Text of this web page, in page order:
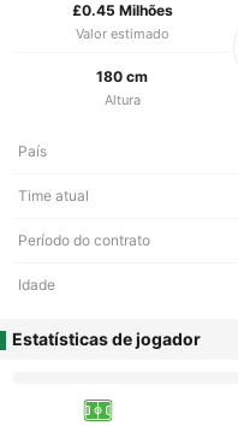
£0.45 Milhões
Valor estimado
180 cm
Altura
País
Time atual
Período do contrato
Idade
Estatísticas de jogador